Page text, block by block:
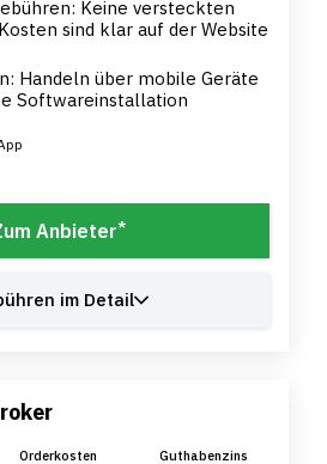
Keine versteckten
sind klar auf der Website
Handeln über mobile Geräte
Softwareinstallation
Anbieter*
im Detail
Orderkosten Guthabenzins